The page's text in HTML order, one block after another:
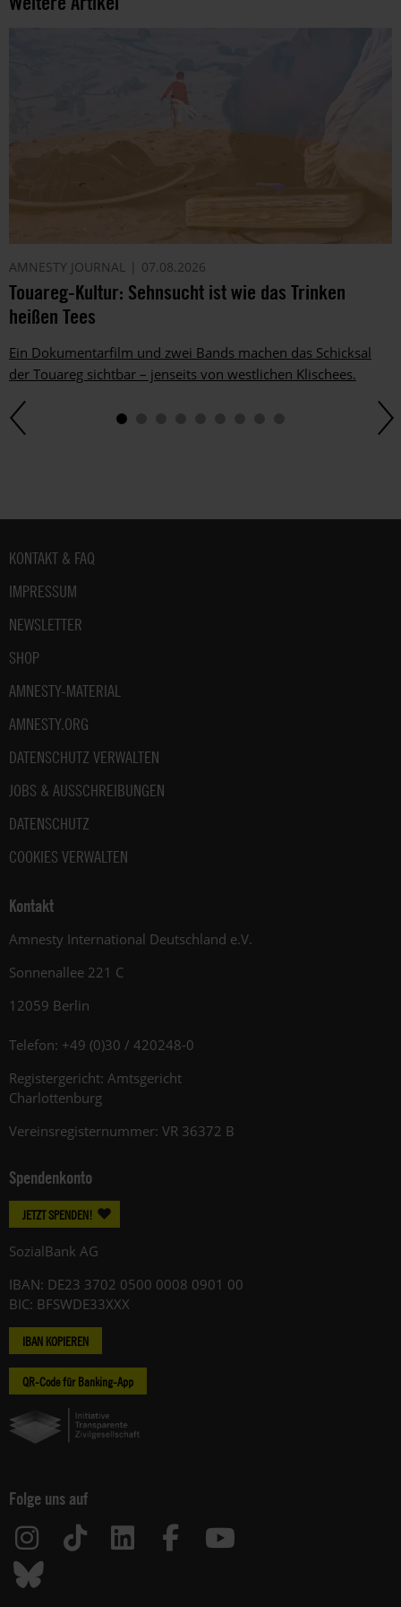
AMNESTY JOURNAL 07.08.2026
Touareg-Kultur: Sehnsucht ist wie das Trinken
heißen Tees
Ein Dokumentarfilm und zwei Bands machen das Schicksal
der Touareg sichtbar – jenseits von westlichen Klischees.
Fußbereich
KONTAKT & FAQ
IMPRESSUM
NEWSLETTER
SHOP
AMNESTY-MATERIAL
AMNESTY.ORG
DATENSCHUTZ VERWALTEN
JOBS & AUSSCHREIBUNGEN
DATENSCHUTZ
COOKIES VERWALTEN
Kontakt
Amnesty International Deutschland e.V.
Sonnenallee 221 C
12059 Berlin
Telefon: +49 (0)30 / 420248-0
Registergericht: Amtsgericht
Charlottenburg
Vereinsregisternummer: VR 36372 B
Spendenkonto
JETZT SPENDEN!
SozialBank AG
IBAN: DE23 3702 0500 0008 0901 00
BIC: BFSWDE33XXX
IBAN KOPIEREN
QR-Code für Banking-App
Folge uns auf